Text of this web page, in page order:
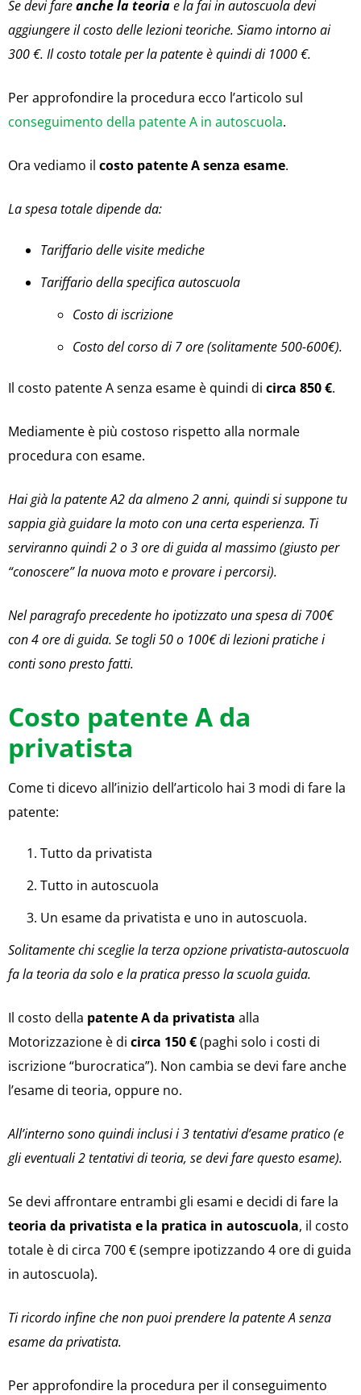
Se devi fareanche la teoriae la fai in autoscuola devi
aggiungere il costo delle lezioni teoriche. Siamo intorno ai
300 €. Il costo totale per la patente è quindi di 1000 €.
Per approfondire la procedura ecco l’articolo sul
conseguimento della patente A in autoscuola.
Ora vediamo il costo patente A senza esame.
La spesa totale dipende da:
Tariffario delle visite mediche
Tariffario della specifica autoscuola
Costo di iscrizione
Costo del corso di 7 ore (solitamente 500-600€).
Il costo patente A senza esame è quindi di circa 850 €.
Mediamente è più costoso rispetto alla normale
procedura con esame.
Hai già la patente A2 da almeno 2 anni, quindi si suppone tu
sappia già guidare la moto con una certa esperienza. Ti
serviranno quindi 2 o 3 ore di guida al massimo (giusto per
“conoscere” la nuova moto e provare i percorsi).
Nel paragrafo precedente ho ipotizzato una spesa di 700€
con 4 ore di guida. Se togli 50 o 100€ di lezioni pratiche i
conti sono presto fatti.
Costo patente A da
privatista
Come ti dicevo all’inizio dell’articolo hai 3 modi di fare la
patente:
Tutto da privatista
Tutto in autoscuola
Un esame da privatista e uno in autoscuola.
Solitamente chi sceglie la terza opzione privatista-autoscuola
fa la teoria da solo e la pratica presso la scuola guida.
Il costo della patente A da privatista alla
Motorizzazione è di circa 150 €(paghi solo i costi di
iscrizione “burocratica”). Non cambia se devi fare anche
l’esame di teoria, oppure no.
All’interno sono quindi inclusi i 3 tentativi d’esame pratico (e
gli eventuali 2 tentativi di teoria, se devi fare questo esame).
Se devi affrontare entrambi gli esami e decidi di fare la
teoria da privatista e la pratica in autoscuola, il costo
totale è di circa 700 € (sempre ipotizzando 4 ore di guida
in autoscuola).
Ti ricordo infine che non puoi prendere la patente A senza
esame da privatista.
Per approfondire la procedura per il conseguimento